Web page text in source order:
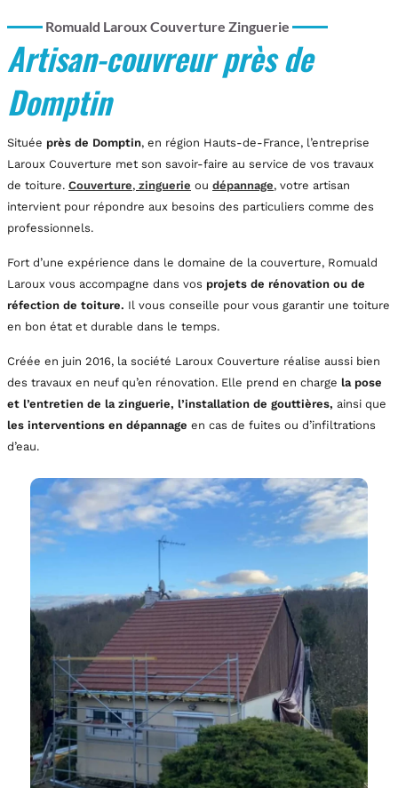
Romuald Laroux Couverture Zinguerie
Artisan-couvreur près de
Domptin
Située près de Domptin, en région Hauts-de-France, l’entreprise
Laroux Couverture met son savoir-faire au service de vos travaux
de toiture. Couverture, zinguerie ou dépannage, votre artisan
intervient pour répondre aux besoins des particuliers comme des
professionnels.
Fort d’une expérience dans le domaine de la couverture, Romuald
Laroux vous accompagne dans vos projets de rénovation ou de
réfection de toiture. Il vous conseille pour vous garantir une toiture
en bon état et durable dans le temps.
Créée en juin 2016, la société Laroux Couverture réalise aussi bien
des travaux en neuf qu’en rénovation. Elle prend en charge la pose
et l’entretien de la zinguerie, l’installation de gouttières, ainsi que
les interventions en dépannage en cas de fuites ou d’infiltrations
d’eau.